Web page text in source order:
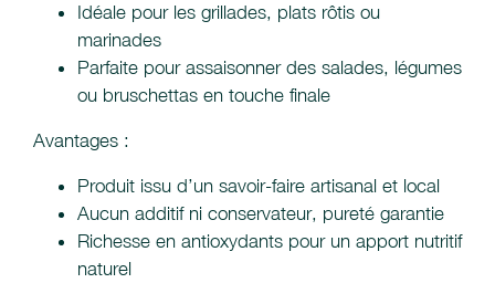
Idéale pour les grillades, plats rôtis ou
marinades
Parfaite pour assaisonner des salades, légumes
ou bruschettas en touche finale
Avantages :
Produit issu d’un savoir-faire artisanal et local
Aucun additif ni conservateur, pureté garantie
Richesse en antioxydants pour un apport nutritif
naturel